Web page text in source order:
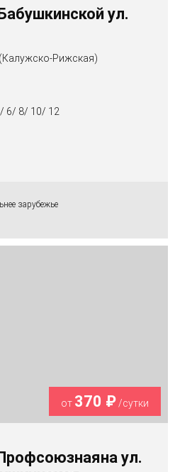
ул.
Рижская)
6/ 8/ 10/ 12
зарубежье
от 370 ₽/сутки
ул.